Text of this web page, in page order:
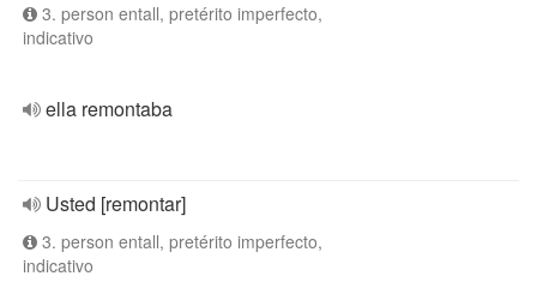
3. person entall, pretérito imperfecto,
indicativo
ella remontaba
Usted [remontar]
3. person entall, pretérito imperfecto,
indicativo